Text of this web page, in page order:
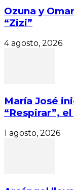
Ozuna y
“Zizi”
4 agosto, 2026
María José
“Respirar”,
1 agosto, 2026